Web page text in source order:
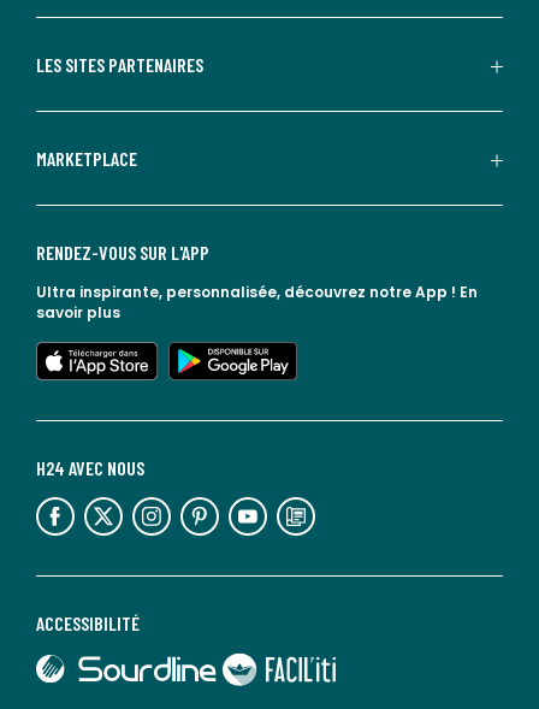
LES SITES PARTENAIRES
MARKETPLACE
ACCESSIBILITÉ
lien vers Sourdline
lien vers Faciliti
H24 AVEC NOUS
lien vers l'espace réseaux sociaux lien vers l'espace réseaux sociaux lien vers l'espace réseaux sociaux lien vers l'espace réseaux sociaux lien vers l'espace réseaux sociaux lien vers le blog la redoute
RENDEZ-VOUS SUR L'APP
Ultra inspirante, personnalisée, découvrez notre App ! En
savoir plus
lien vers l'app store
lien vers google play